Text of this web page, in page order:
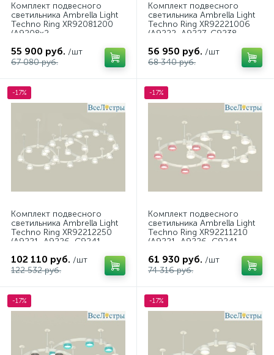
Комплект подвесного
светильника Ambrella Light
Techno Ring XR92081200
(A9208x2,
55 900 руб. /шт
67 080 руб.
Комплект подвесного
светильника Ambrella Light
Techno Ring XR92221006
(A9222, A9227, C9238,
56 950 руб. /шт
68 340 руб.
-17%
Комплект подвесного
светильника Ambrella Light
Techno Ring XR92212250
(A9221, A9226, C9241,
N8433)
102 110 руб. /шт
122 532 руб.
-17%
Комплект подвесного
светильника Ambrella Light
Techno Ring XR92211210
(A9221, A9226, C9241,
61 930 руб. /шт
74 316 руб.
-17% -17%